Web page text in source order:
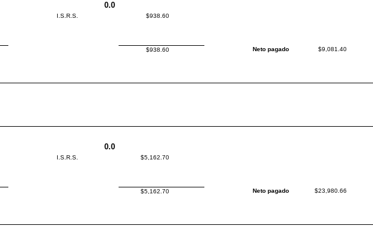
0.0
I.S.R.S. $938.60
$938.60 Neto pagado $9,081.40
0.0
I.S.R.S. $5,162.70
$5,162.70 Neto pagado $23,980.66